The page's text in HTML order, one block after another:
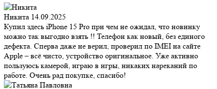
Никита 14.09.2025
Купил здесь iPhone 15 Pro при чем не ожидал, что новинку
можно так выгодно взять !! Телефон как новый, без единого
дефекта. Сперва даже не верил, проверил по IMEI на сайте
Apple – всё чисто, устройство оригинальное. Уже активно
пользуюсь камерой, играю в игры, никаких нареканий по
работе. Очень рад покупке, спасибо!